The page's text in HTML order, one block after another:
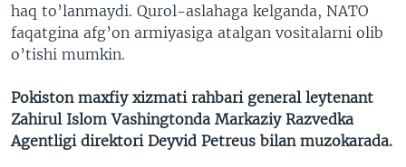
haq to’lanmaydi. Qurol-aslahaga kelganda, NATO
faqatgina afg’on armiyasiga atalgan vositalarni olib
o’tishi mumkin.
Pokiston maxfiy xizmati rahbari general leytenant
Zahirul Islom Vashingtonda Markaziy Razvedka
Agentligi direktori Deyvid Petreus bilan muzokarada.